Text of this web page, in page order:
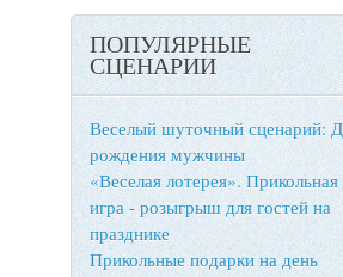
ПОПУЛЯРНЫЕ
СЦЕНАРИИ
Веселый шуточный сценарий:
рождения мужчины
«Веселая лотерея». Прикольная
игра - розыгрыш для гостей на
празднике
Прикольные подарки на день